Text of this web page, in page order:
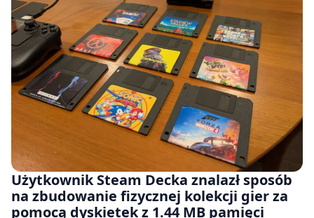
Użytkownik Steam Decka znalazł sposób
na zbudowanie fizycznej kolekcji gier za
pomocą dyskietek z 1.44 MB pamięci